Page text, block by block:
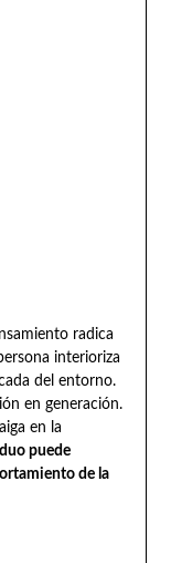
radica
interioriza
del entorno.
en generación.
en la
puede
de la